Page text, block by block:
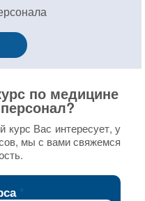
по медицине
курс Вас интересует, у
мы с вами свяжемся